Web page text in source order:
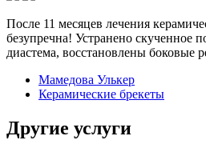
После 11 месяцев лечения
безупречна! Устранено скученное
диастема, восстановлены боковые
Мамедова Улькер
Керамические брекеты
Другие услуги